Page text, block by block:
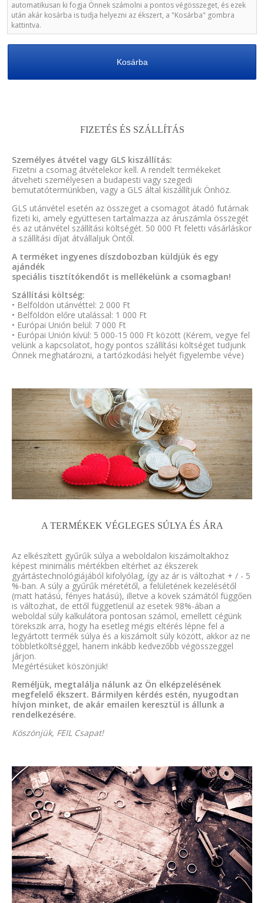
automatikusan ki fogja Önnek számolni a pontos végösszeget, és ezek
után akár kosárba is tudja helyezni az ékszert, a "Kosárba" gombra
kattintva.
Kosárba
FIZETÉS ÉS SZÁLLÍTÁS
Személyes átvétel vagy GLS kiszállítás:
Fizetni a csomag átvételekor kell. A rendelt termékeket
átveheti személyesen a budapesti vagy szegedi
bemutatótermünkben, vagy a GLS által kiszállítjuk Önhöz.
GLS utánvétel esetén az összeget a csomagot átadó futárnak
fizeti ki, amely együttesen tartalmazza az áruszámla összegét
és az utánvétel szállítási költségét. 50 000 Ft feletti vásárláskor
a szállítási díjat átvállaljuk Öntől.
A terméket ingyenes díszdobozban küldjük és egy
ajándék
speciális tisztítókendőt is mellékelünk a csomagban!
Szállítási költség:
• Belföldön utánvéttel: 2 000 Ft
• Belföldön előre utalással: 1 000 Ft
• Európai Unión belül: 7 000 Ft
• Európai Unión kívül: 5 000-15 000 Ft között (Kérem, vegye fel
velünk a kapcsolatot, hogy pontos szállítási költséget tudjunk
Önnek meghatározni, a tartózkodási helyét figyelembe véve)
A TERMÉKEK VÉGLEGES SÚLYA ÉS ÁRA
Az elkészített gyűrűk súlya a weboldalon kiszámoltakhoz
képest minimális mértékben eltérhet az ékszerek
gyártástechnológiájából kifolyólag, így az ár is változhat + / - 5
%-ban. A súly a gyűrűk méretétől, a felületének kezelésétől
(matt hatású, fényes hatású), illetve a kövek számától függően
is változhat, de ettől függetlenül az esetek 98%-ában a
weboldal súly kalkulátora pontosan számol, emellett cégünk
törekszik arra, hogy ha esetleg mégis eltérés lépne fel a
legyártott termék súlya és a kiszámolt súly között, akkor az ne
többletköltséggel, hanem inkább kedvezőbb végösszeggel
járjon.
Megértésüket köszönjük!
Reméljük, megtalálja nálunk az Ön elképzelésének
megfelelő ékszert. Bármilyen kérdés estén, nyugodtan
hívjon minket, de akár emailen keresztül is állunk a
rendelkezésére.
Köszönjük, FEIL Csapat!